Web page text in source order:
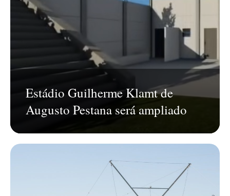
Estádio Guilherme Klamt de
Augusto Pestana será ampliado